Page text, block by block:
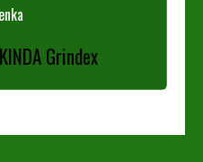
Grindex